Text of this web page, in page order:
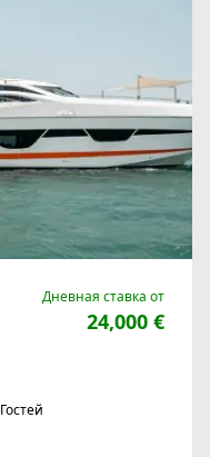
Дневная ставка от
24,000 €
Гостей